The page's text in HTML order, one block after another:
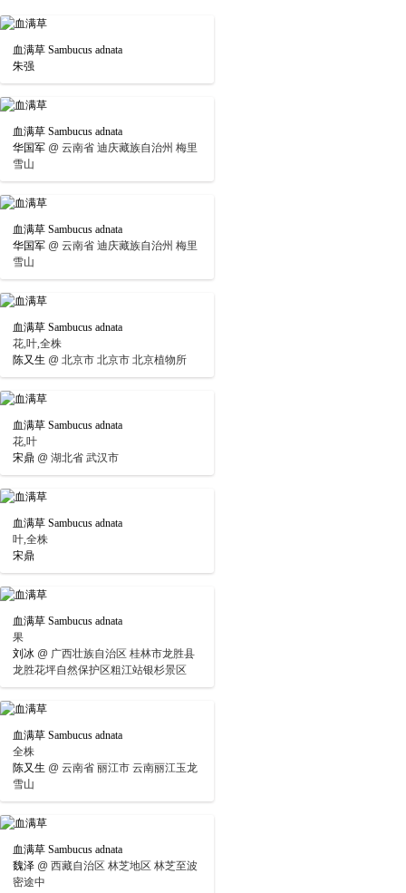
血满草 Sambucus adnata
朱强
血满草 Sambucus adnata
华国军 @ 云南省 迪庆藏族自治州 梅里
雪山
血满草 Sambucus adnata
华国军 @ 云南省 迪庆藏族自治州 梅里
雪山
血满草 Sambucus adnata
花,叶,全株
陈又生 @ 北京市 北京市 北京植物所
血满草 Sambucus adnata
花,叶
宋鼎 @ 湖北省 武汉市
血满草 Sambucus adnata
叶,全株
宋鼎
血满草 Sambucus adnata
果
刘冰 @ 广西壮族自治区 桂林市龙胜县
龙胜花坪自然保护区粗江站银杉景区
血满草 Sambucus adnata
全株
陈又生 @ 云南省 丽江市 云南丽江玉龙
雪山
血满草 Sambucus adnata
魏泽 @ 西藏自治区 林芝地区 林芝至波
密途中